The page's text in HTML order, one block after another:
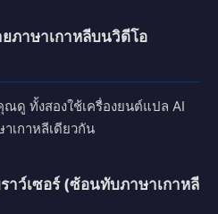
ภาษาเกาหลีบนวิดีโอ
ณดู ทั้งสองใช้เครื่องยนต์แปล AI
เกาหลีเดียวกัน
าว์เซอร์ (ซ้อนทับภาษาเกาหลี